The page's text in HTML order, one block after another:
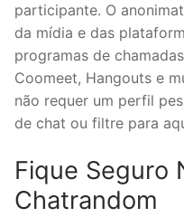
participante. O
da mídia e das
programas de
Coomeet, Hangouts e
não requer um perfil
de chat ou filtre para
Fique Seguro
Chatrandom